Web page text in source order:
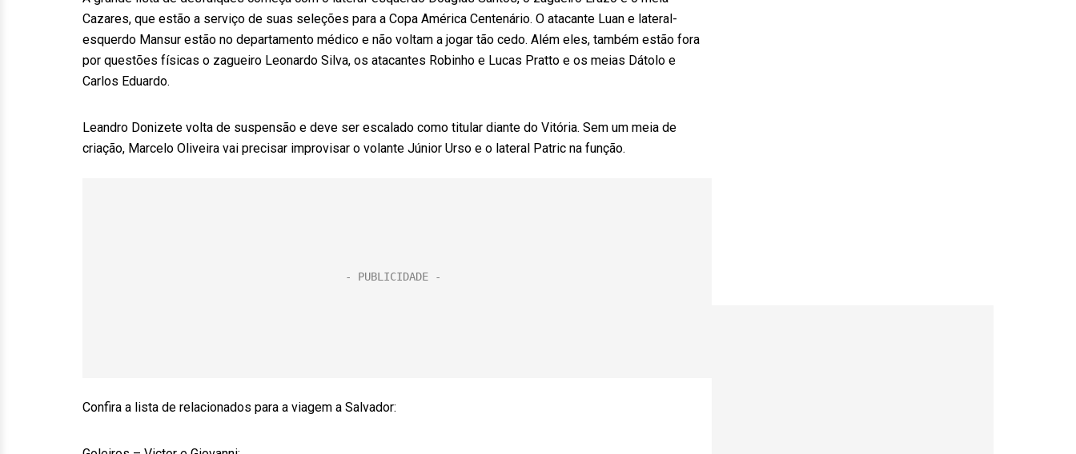
Cazares, que estão a serviço de suas seleções para a Copa América Centenário. O atacante Luan e lateral-
esquerdo Mansur estão no departamento médico e não voltam a jogar tão cedo. Além eles, também estão fora
por questões físicas o zagueiro Leonardo Silva, os atacantes Robinho e Lucas Pratto e os meias Dátolo e
Carlos Eduardo.
Leandro Donizete volta de suspensão e deve ser escalado como titular diante do Vitória. Sem um meia de
criação, Marcelo Oliveira vai precisar improvisar o volante Júnior Urso e o lateral Patric na função.
Confira a lista de relacionados para a viagem a Salvador: